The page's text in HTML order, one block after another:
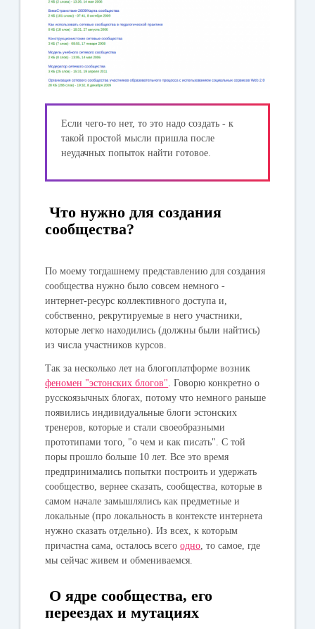
Если чего-то нет, то это надо создать - к
такой простой мысли пришла после
неудачных попыток найти готовое.
Что нужно для создания
сообщества?
По моему тогдашнему представлению для создания
сообщества нужно было совсем немного -
интернет-ресурс коллективного доступа и,
собственно, рекрутируемые в него участники,
которые легко находились (должны были найтись)
из числа участников курсов.
Так за несколько лет на блогоплатформе возник
феномен "эстонских блогов" . Говорю конкретно о
русскоязычных блогах, потому что немного раньше
появились индивидуальные блоги эстонских
тренеров, которые и стали своеобразными
прототипами того, "о чем и как писать". С той
поры прошло больше 10 лет. Все это время
предпринимались попытки построить и удержать
сообщество, вернее сказать, сообщества, которые в
самом начале замышлялись как предметные и
локальные (про локальность в контексте интернета
нужно сказать отдельно). Из всех, к которым
причастна сама, осталось всегоодно , то самое, где
мы сейчас живем и обмениваемся.
О ядре сообщества, его
переездах и мутациях